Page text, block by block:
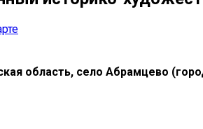
область, село Абрамцево